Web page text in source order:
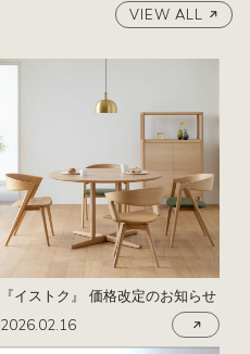
VIEW ALL
『イストク』 価格改定のお知らせ
2026.02.16